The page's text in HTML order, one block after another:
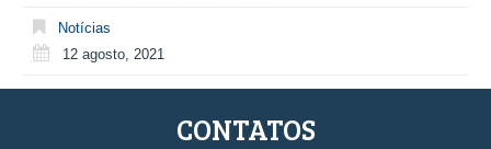
Notícias
12 agosto, 2021
CONTATOS